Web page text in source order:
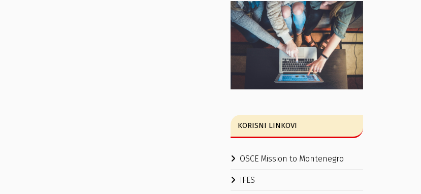
KORISNI LINKOVI
OSCE Mission to Montenegro
IFES